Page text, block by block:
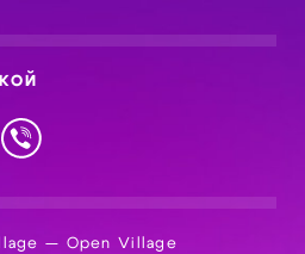
— Open Village